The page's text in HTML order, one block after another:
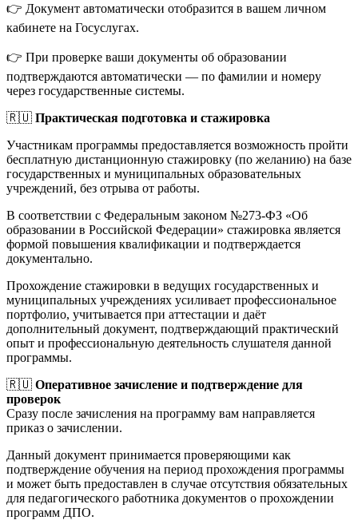
👉 Документ автоматически отобразится в вашем личном
кабинете на Госуслугах.
👉 При проверке ваши документы об образовании
подтверждаются автоматически — по фамилии и номеру
через государственные системы.
🇷🇺 Практическая подготовка и стажировка
Участникам программы предоставляется возможность пройти
бесплатную дистанционную стажировку (по желанию) на базе
государственных и муниципальных образовательных
учреждений, без отрыва от работы.
В соответствии с Федеральным законом №273-ФЗ «Об
образовании в Российской Федерации» стажировка является
формой повышения квалификации и подтверждается
документально.
Прохождение стажировки в ведущих государственных и
муниципальных учреждениях усиливает профессиональное
портфолио, учитывается при аттестации и даёт
дополнительный документ, подтверждающий практический
опыт и профессиональную деятельность слушателя данной
программы.
🇷🇺 Оперативное зачисление и подтверждение для
проверок
Сразу после зачисления на программу вам направляется
приказ о зачислении.
Данный документ принимается проверяющими как
подтверждение обучения на период прохождения программы
и может быть предоставлен в случае отсутствия обязательных
для педагогического работника документов о прохождении
программ ДПО.